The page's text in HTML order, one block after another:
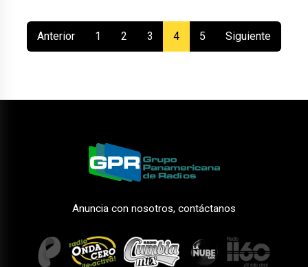
Anterior 1 2 3 4(current)
5 Siguiente
Anuncia con nosotros, contáctanos